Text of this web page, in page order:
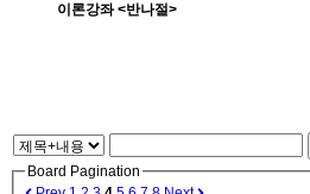
이론강좌 <반나절>
Board Pagination